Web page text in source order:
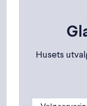
Husets